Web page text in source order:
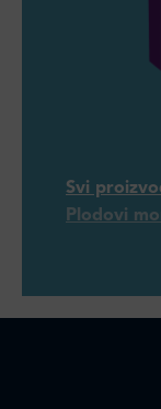
Svi
Plodovi